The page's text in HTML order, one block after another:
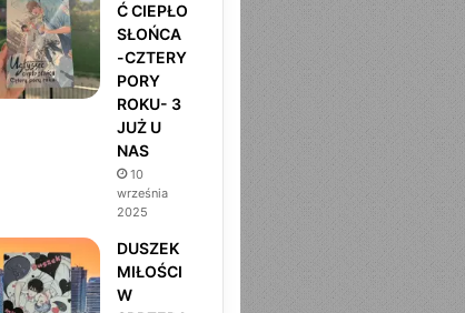
o
o
g
r
a
m
k
Ć CIEPŁO
SŁOŃCA
-CZTERY
PORY
ROKU- 3
JUŻ U
NAS
10
września
2025
DUSZEK
MIŁOŚCI
W